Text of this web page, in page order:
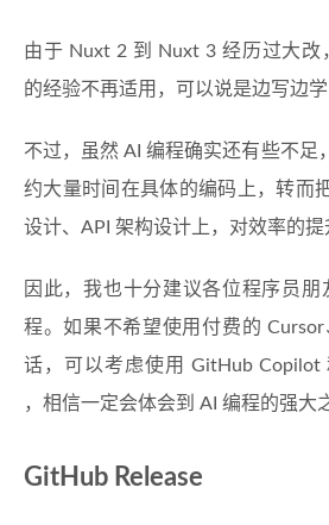
由于 Nuxt 2 到 Nuxt 3 经历过大
的经验不再适用，可以说是边写边
不过，虽然 AI 编程确实还有些不足
约大量时间在具体的编码上，转而
设计、API 架构设计上，对效率的提
因此，我也十分建议各位程序员朋
程。如果不希望使用付费的
话，可以考虑使用 GitHub Copilot
，相信一定会体会到 AI 编程的强大
GitHub Release